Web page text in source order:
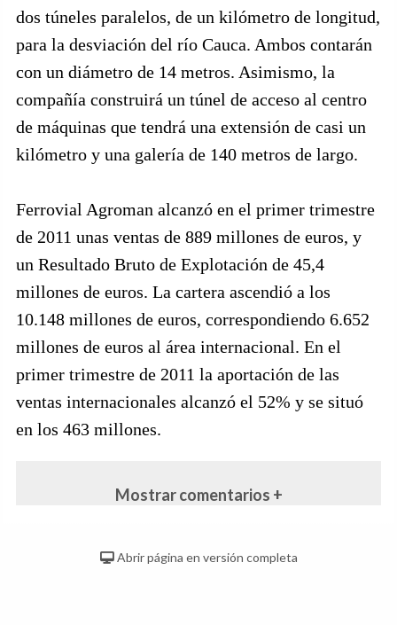
dos túneles paralelos, de un kilómetro de longitud,
para la desviación del río Cauca. Ambos contarán
con un diámetro de 14 metros. Asimismo, la
compañía construirá un túnel de acceso al centro
de máquinas que tendrá una extensión de casi un
kilómetro y una galería de 140 metros de largo.
Ferrovial Agroman alcanzó en el primer trimestre
de 2011 unas ventas de 889 millones de euros, y
un Resultado Bruto de Explotación de 45,4
millones de euros. La cartera ascendió a los
10.148 millones de euros, correspondiendo 6.652
millones de euros al área internacional. En el
primer trimestre de 2011 la aportación de las
ventas internacionales alcanzó el 52% y se situó
en los 463 millones.
Mostrar comentarios +
Abrir página en versión completa